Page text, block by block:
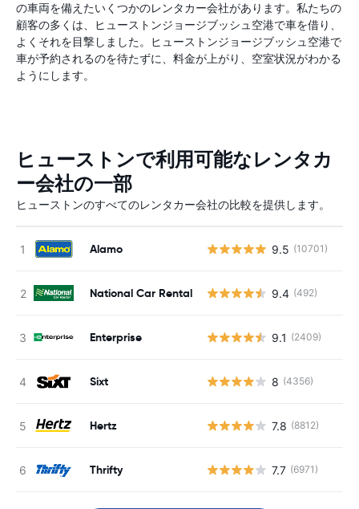
の車両を備えたいくつかのレンタカー会社があります。私たちの
顧客の多くは、ヒューストンジョージブッシュ空港で車を借り、
よくそれを目撃しました。ヒューストンジョージブッシュ空港で
車が予約されるのを待たずに、料金が上がり、空室状況がわかる
ようにします。
ヒューストンで利用可能なレンタカ
ー会社の一部
ヒューストンのすべてのレンタカー会社の比較を提供します。
Alamo 9.5 (10701)
National Car Rental 9.4 (492)
Enterprise 9.1 (2409)
Sixt 8 (4356)
Hertz 7.8 (8812)
Thrifty 7.7 (6971)